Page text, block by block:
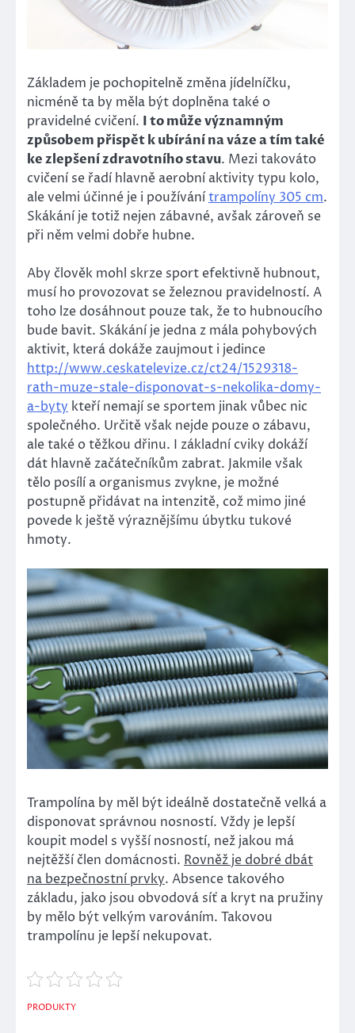
Základem je pochopitelně změna jídelníčku,
nicméně ta by měla být doplněna také o
pravidelné cvičení. I to může významným
způsobem přispět k ubírání na váze a tím také
ke zlepšení zdravotního stavu. Mezi takováto
cvičení se řadí hlavně aerobní aktivity typu kolo,
ale velmi účinné je i používánítrampolíny 305 cm.
Skákání je totiž nejen zábavné, avšak zároveň se
při něm velmi dobře hubne.
Aby člověk mohl skrze sport efektivně hubnout,
musí ho provozovat se železnou pravidelností. A
toho lze dosáhnout pouze tak, že to hubnoucího
bude bavit. Skákání je jedna z mála pohybových
aktivit, která dokáže zaujmout i jedince
http://www.ceskatelevize.cz/ct24/1529318-
rath-muze-stale-disponovat-s-nekolika-domy-
a-byty kteří nemají se sportem jinak vůbec nic
společného. Určitě však nejde pouze o zábavu,
ale také o těžkou dřinu. I základní cviky dokáží
dát hlavně začátečníkům zabrat. Jakmile však
tělo posílí a organismus zvykne, je možné
postupně přidávat na intenzitě, což mimo jiné
povede k ještě výraznějšímu úbytku tukové
hmoty.
Trampolína by měl být ideálně dostatečně velká a
disponovat správnou nosností. Vždy je lepší
koupit model s vyšší nosností, než jakou má
nejtěžší člen domácnosti. Rovněž je dobré dbát
na bezpečnostní prvky. Absence takového
základu, jako jsou obvodová síť a kryt na pružiny
by mělo být velkým varováním. Takovou
trampolínu je lepší nekupovat.
PRODUKTY